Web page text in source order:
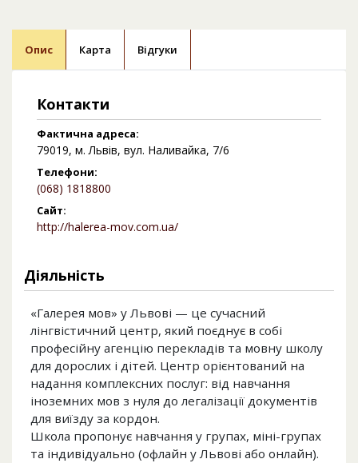
Опис Карта Відгуки
Контакти
Фактична адреса:
79019, м. Львів, вул. Наливайка, 7/6
Телефони:
(068) 1818800
Сайт:
http://halerea-mov.com.ua/
Діяльність
«Галерея мов» у Львові — це сучасний
лінгвістичний центр, який поєднує в собі
професійну агенцію перекладів та мовну школу
для дорослих і дітей. Центр орієнтований на
надання комплексних послуг: від навчання
іноземних мов з нуля до легалізації документів
для виїзду за кордон.
Школа пропонує навчання у групах, міні-групах
та індивідуально (офлайн у Львові або онлайн).